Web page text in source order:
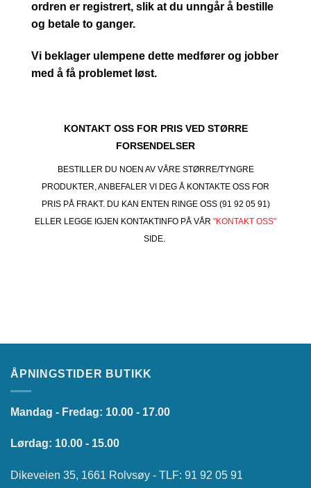
ordren er registrert, slik at du unngår å bestille
og betale to ganger.
Vi beklager ulempene dette medfører og jobber
med å få problemet løst.
KONTAKT OSS FOR PRIS VED STØRRE
FORSENDELSER
BESTILLER DU NOEN AV VÅRE STØRRE/TYNGRE
PRODUKTER, ANBEFALER VI DEG Å KONTAKTE OSS FOR
PRIS PÅ FRAKT. DU KAN ENTEN RINGE OSS (91 92 05 91)
ELLER LEGGE IGJEN KONTAKTINFO PÅ VÅR "KONTAKT OSS"
SIDE.
ÅPNINGSTIDER BUTIKK
Mandag - Fredag: 10.00 - 17.00
Lørdag: 10.00 - 15.00
Dikeveien 35, 1661 Rolvsøy - TLF: 91 92 05 91